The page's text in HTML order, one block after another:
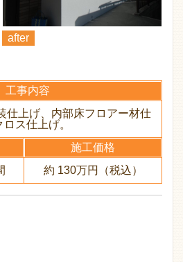
after
工事内容
仕上げ、内部床フロアー材仕
ス仕上げ。
施工価格
約 130万円（税込）